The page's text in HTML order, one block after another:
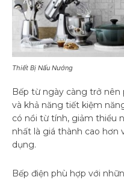
Thiết Bị Nấu Nướng
Bếp từ ngày càng trở nên
và khả năng tiết kiệm
có nồi từ tính, giảm thiểu
nhất là giá thành cao hơn
dụng.
Bếp điện phù hợp với